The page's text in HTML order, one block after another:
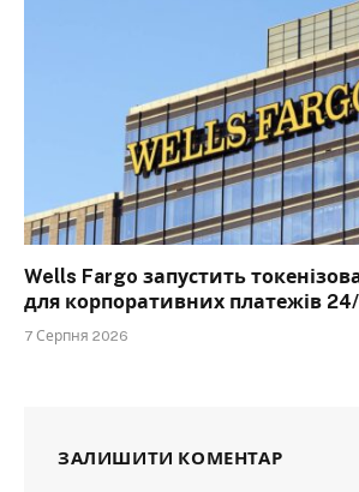
Wells Fargo запустить
для корпоративних платежів
7 Серпня 2026
ЗАЛИШИТИ КОМЕНТАР